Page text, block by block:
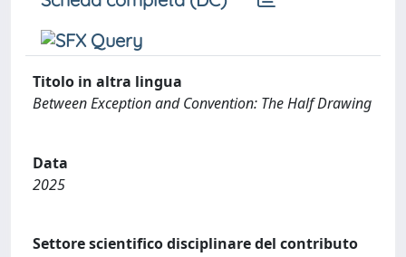
Titolo in altra lingua
Between Exception and Convention: The Half Drawing
Data
2025
Settore scientifico disciplinare del contributo